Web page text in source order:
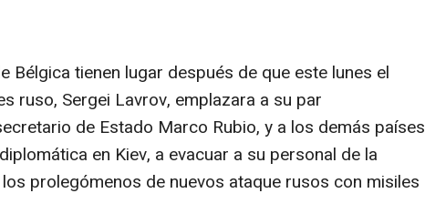
Bélgica tienen lugar después de que este lunes el
ruso, Sergei Lavrov, emplazara a su par
de Estado Marco Rubio, y a los demás países
en Kiev, a evacuar a su personal de la
prolegómenos de nuevos ataque rusos con misiles